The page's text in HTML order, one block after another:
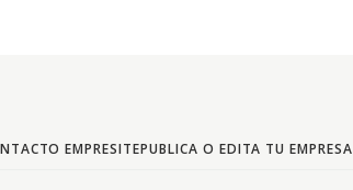
EMPRESITEPUBLICA O EDITA TU EMPRESA